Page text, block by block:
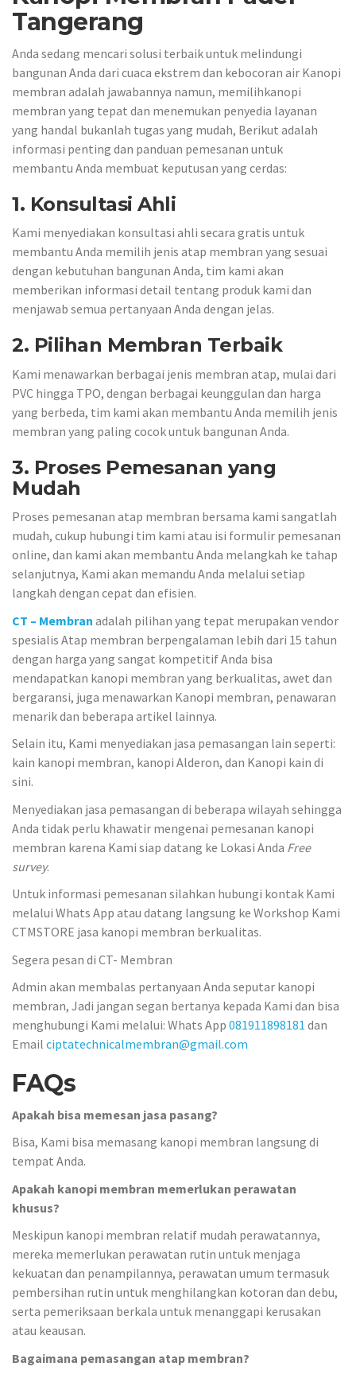
Tangerang
Anda sedang mencari solusi terbaik untuk melindungi
bangunan Anda dari cuaca ekstrem dan kebocoran air Kanopi
membran adalah jawabannya namun, memilihkanopi
membran yang tepat dan menemukan penyedia layanan
yang handal bukanlah tugas yang mudah, Berikut adalah
informasi penting dan panduan pemesanan untuk
membantu Anda membuat keputusan yang cerdas:
1. Konsultasi Ahli
Kami menyediakan konsultasi ahli secara gratis untuk
membantu Anda memilih jenis atap membran yang sesuai
dengan kebutuhan bangunan Anda, tim kami akan
memberikan informasi detail tentang produk kami dan
menjawab semua pertanyaan Anda dengan jelas.
2. Pilihan Membran Terbaik
Kami menawarkan berbagai jenis membran atap, mulai dari
PVC hingga TPO, dengan berbagai keunggulan dan harga
yang berbeda, tim kami akan membantu Anda memilih jenis
membran yang paling cocok untuk bangunan Anda.
3. Proses Pemesanan yang
Mudah
Proses pemesanan atap membran bersama kami sangatlah
mudah, cukup hubungi tim kami atau isi formulir pemesanan
online, dan kami akan membantu Anda melangkah ke tahap
selanjutnya, Kami akan memandu Anda melalui setiap
langkah dengan cepat dan efisien.
CT – Membran adalah pilihan yang tepat merupakan vendor
spesialis Atap membran berpengalaman lebih dari 15 tahun
dengan harga yang sangat kompetitif Anda bisa
mendapatkan kanopi membran yang berkualitas, awet dan
bergaransi, juga menawarkan Kanopi membran, penawaran
menarik dan beberapa artikel lainnya.
Selain itu, Kami menyediakan jasa pemasangan lain seperti:
kain kanopi membran, kanopi Alderon, dan Kanopi kain di
sini.
Menyediakan jasa pemasangan di beberapa wilayah sehingga
Anda tidak perlu khawatir mengenai pemesanan kanopi
membran karena Kami siap datang ke Lokasi Anda Free
survey.
Untuk informasi pemesanan silahkan hubungi kontak Kami
melalui Whats App atau datang langsung ke Workshop Kami
CTMSTORE jasa kanopi membran berkualitas.
Segera pesan di CT- Membran
Admin akan membalas pertanyaan Anda seputar kanopi
membran, Jadi jangan segan bertanya kepada Kami dan bisa
menghubungi Kami melalui: Whats App 081911898181 dan
Email ciptatechnicalmembran@gmail.com
FAQs
Apakah bisa memesan jasa pasang?
Bisa, Kami bisa memasang kanopi membran langsung di
tempat Anda.
Apakah kanopi membran memerlukan perawatan
khusus?
Meskipun kanopi membran relatif mudah perawatannya,
mereka memerlukan perawatan rutin untuk menjaga
kekuatan dan penampilannya, perawatan umum termasuk
pembersihan rutin untuk menghilangkan kotoran dan debu,
serta pemeriksaan berkala untuk menanggapi kerusakan
atau keausan.
Bagaimana pemasangan atap membran?